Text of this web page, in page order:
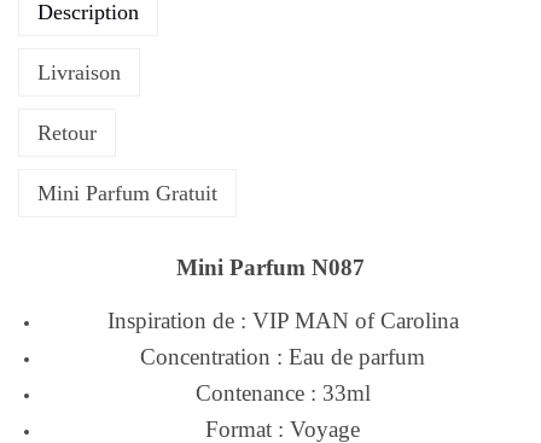
Description
Livraison
Retour
Mini Parfum Gratuit
Mini Parfum N087
Inspiration de : VIP MAN of Carolina
Concentration : Eau de parfum
Contenance : 33ml
Format : Voyage